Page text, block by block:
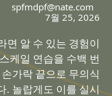
spfmdpf@nate.com
7월 25, 2026
면 알 수 있는 경험이
케일 연습을 수백 번
가락 끝으로 무의식
. 놀랍게도 이를 실시